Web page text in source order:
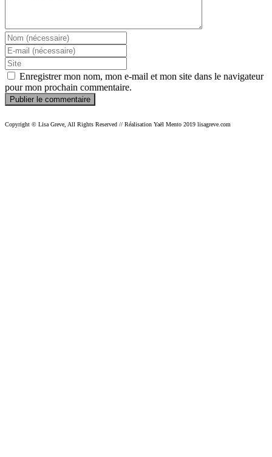
Enter
your
name
or
username
to
comment
Enter
your
email
address
to
comment
Enter
your
website
URL
(optional)
Enregistrer mon nom, mon e-mail et mon site dans le navigateur
pour mon prochain commentaire.
Copyright © Lisa Greve, All Rights Reserved // Réalisation Yaël Mento 2019 lisagreve.com